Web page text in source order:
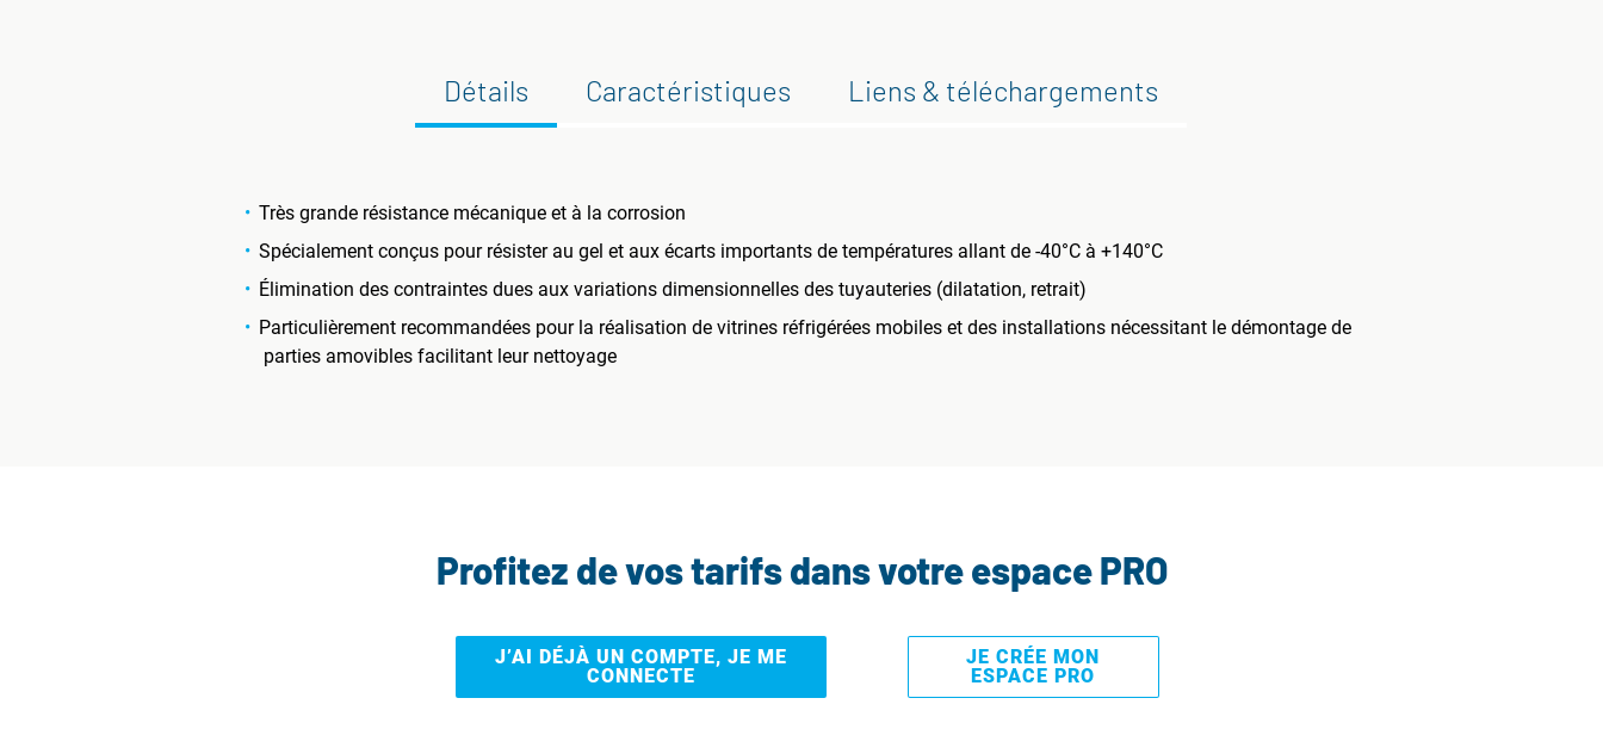
Détails Caractéristiques Liens & téléchargements
Très grande résistance mécanique et à la corrosion
Spécialement conçus pour résister au gel et aux écarts importants de températures allant de -40°C à +140°C
Élimination des contraintes dues aux variations dimensionnelles des tuyauteries (dilatation, retrait)
Particulièrement recommandées pour la réalisation de vitrines réfrigérées mobiles et des installations nécessitant le démontage de
parties amovibles facilitant leur nettoyage
Profitez de vos tarifs dans votre espace PRO
J’AI DÉJÀ UN COMPTE, JE ME
CONNECTE
JE CRÉE MON
ESPACE PRO